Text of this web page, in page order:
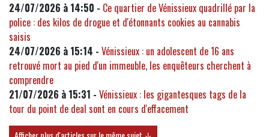
24/07/2026 à 14:50 - Ce quartier de Vénissieux quadrillé par la
police : des kilos de drogue et d'étonnants cookies au cannabis
saisis
24/07/2026 à 15:14 - Vénissieux : un adolescent de 16 ans
retrouvé mort au pied d'un immeuble, les enquêteurs cherchent à
comprendre
21/07/2026 à 15:31 - Vénissieux : les gigantesques tags de la
tour du point de deal sont en cours d'effacement